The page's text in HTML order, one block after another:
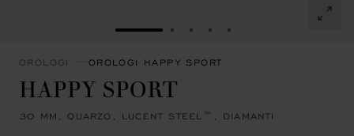
VAI ALLA SLIDE 1
VAI ALLA SLIDE 2
VAI ALLA SLIDE 3
VAI ALLA SLIDE 4
VAI ALLA SLIDE 5
OROLOGI OROLOGI HAPPY SPORT
HAPPY SPORT
30 MM, QUARZO, LUCENT STEEL™, DIAMANTI